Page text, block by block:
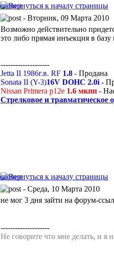
- Вторник, 09 Марта 2010
Возможно действительно
это либо прямая инъекция в
--------------------
Jetta II 1986г.в. RF 1.8 - Продана
Sonata II (Y-3)16V DOHC 2.0i -
Nissan Primera p12e 1.6 мкпп -
Стрелковое и травматическое
- Среда, 10 Марта 2010
не мог 3 дня зайти на форум-
--------------------
Не говорите что мне делать, и я